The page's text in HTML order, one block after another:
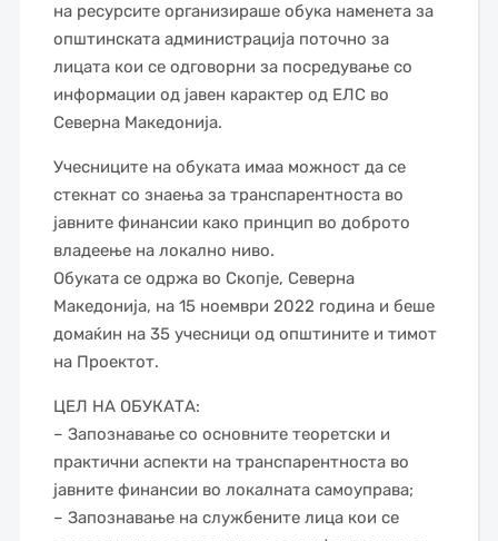
на ресурсите организираше обука наменета за
општинската администрација поточно за
лицата кои се одговорни за посредување со
информации од јавен карактер од ЕЛС во
Северна Македонија.
Учесниците на обуката имаа можност да се
стекнат со знаења за транспарентноста во
јавните финансии како принцип во доброто
владеење на локално ниво.
Обуката се одржа во Скопје, Северна
Македонија, на 15 ноември 2022 година и беше
домаќин на 35 учесници од општините и тимот
на Проектот.
ЦЕЛ НА OБУКАТА:
– Запознавање со основните теоретски и
практични аспекти на транспарентноста во
јавните финансии во локалната самоуправа;
– Запознавање на службените лица кои се